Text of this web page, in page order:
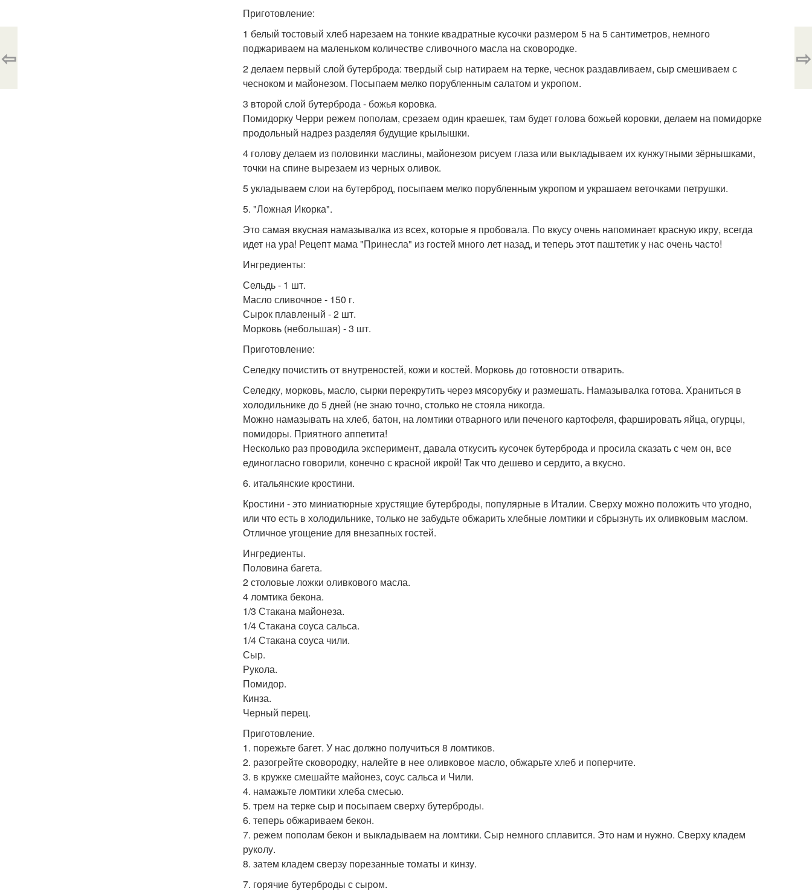
Приготовление:
1 белый тостовый хлеб нарезаем на тонкие квадратные кусочки размером 5 на 5 сантиметров, немного
поджариваем на маленьком количестве сливочного масла на сковородке.
2 делаем первый слой бутерброда: твердый сыр натираем на терке, чеснок раздавливаем, сыр смешиваем с
чесноком и майонезом. Посыпаем мелко порубленным салатом и укропом.
3 второй слой бутерброда - божья коровка.
Помидорку Черри режем пополам, срезаем один краешек, там будет голова божьей коровки, делаем на помидорке
продольный надрез разделяя будущие крылышки.
4 голову делаем из половинки маслины, майонезом рисуем глаза или выкладываем их кунжутными зёрнышками,
точки на спине вырезаем из черных оливок.
5 укладываем слои на бутерброд, посыпаем мелко порубленным укропом и украшаем веточками петрушки.
5. "Ложная Икорка".
Это самая вкусная намазывалка из всех, которые я пробовала. По вкусу очень напоминает красную икру, всегда
идет на ура! Рецепт мама "Принесла" из гостей много лет назад, и теперь этот паштетик у нас очень часто!
Ингредиенты:
Сельдь - 1 шт.
Масло сливочное - 150 г.
Сырок плавленый - 2 шт.
Морковь (небольшая) - 3 шт.
Приготовление:
Селедку почистить от внутреностей, кожи и костей. Морковь до готовности отварить.
Селедку, морковь, масло, сырки перекрутить через мясорубку и размешать. Намазывалка готова. Храниться в
холодильнике до 5 дней (не знаю точно, столько не стояла никогда.
Можно намазывать на хлеб, батон, на ломтики отварного или печеного картофеля, фаршировать яйца, огурцы,
помидоры. Приятного аппетита!
Несколько раз проводила эксперимент, давала откусить кусочек бутерброда и просила сказать с чем он, все
единогласно говорили, конечно с красной икрой! Так что дешево и сердито, а вкусно.
6. итальянские кростини.
Кростини - это миниатюрные хрустящие бутерброды, популярные в Италии. Сверху можно положить что угодно,
или что есть в холодильнике, только не забудьте обжарить хлебные ломтики и сбрызнуть их оливковым маслом.
Отличное угощение для внезапных гостей.
Ингредиенты.
Половина багета.
2 столовые ложки оливкового масла.
4 ломтика бекона.
1/3 Стакана майонеза.
1/4 Стакана соуса сальса.
1/4 Стакана соуса чили.
Сыр.
Рукола.
Помидор.
Кинза.
Черный перец.
Приготовление.
1. порежьте багет. У нас должно получиться 8 ломтиков.
2. разогрейте сковородку, налейте в нее оливковое масло, обжарьте хлеб и поперчите.
3. в кружке смешайте майонез, соус сальса и Чили.
4. намажьте ломтики хлеба смесью.
5. трем на терке сыр и посыпаем сверху бутерброды.
6. теперь обжариваем бекон.
7. режем пополам бекон и выкладываем на ломтики. Сыр немного сплавится. Это нам и нужно. Сверху кладем
руколу.
8. затем кладем сверзу порезанные томаты и кинзу.
7. горячие бутерброды с сыром.
⇦ ⇨